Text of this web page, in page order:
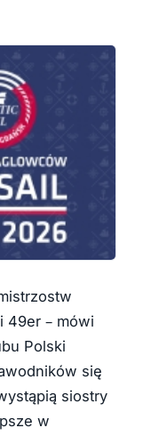
49er – mówi
Polski
się
siostry
w